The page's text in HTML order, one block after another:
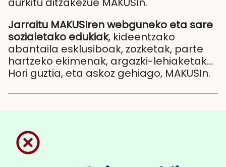
Jarraitu MAKUSIren webguneko eta sare
sozialetako edukiak, kideentzako
abantaila esklusiboak, zozketak, parte
hartzeko ekimenak, argazki-lehiaketak...
Hori guztia, eta askoz gehiago, MAKUSIn.